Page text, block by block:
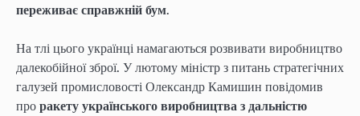
переживає справжній бум.
На тлі цього українці намагаються розвивати виробництво
далекобійної зброї. У лютому міністр з питань стратегічних
галузей промисловості Олександр Камишин повідомив
про ракету українського виробництва з дальністю